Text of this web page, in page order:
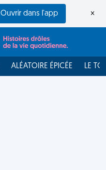
Ouvrir dans l'app ×
ALÉATOIRE ÉPICÉE LE